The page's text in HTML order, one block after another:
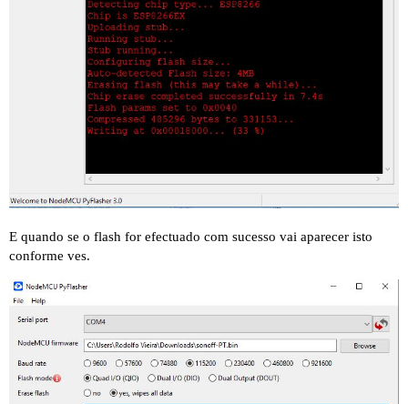
E quando se o flash for efectuado com sucesso vai aparecer isto
conforme ves.